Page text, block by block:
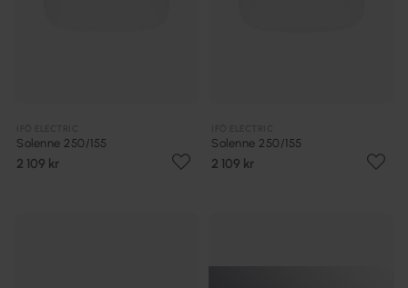
Solenne 250/155
2 109 kr
Solenne 250/155
2 109 kr